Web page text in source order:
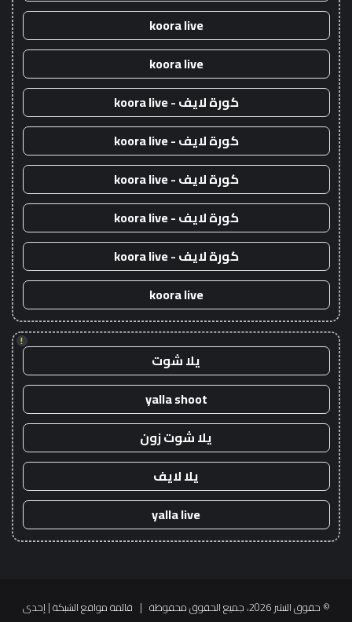
koora live
koora live
كورة لايف - koora live
كورة لايف - koora live
كورة لايف - koora live
كورة لايف - koora live
كورة لايف - koora live
koora live
!
يلا شوت
yalla shoot
يلا شوت زون
يلا لايف
yalla live
© حقوق النشر 2026، جميع الحقوق محفوظة | قائمة مواقع الشبكة| إحدى